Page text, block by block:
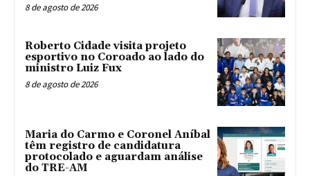
8 de agosto de 2026
Roberto Cidade visita projeto
esportivo no Coroado ao lado do
ministro Luiz Fux
8 de agosto de 2026
Maria do Carmo e Coronel Aníbal
têm registro de candidatura
protocolado e aguardam análise
do TRE-AM